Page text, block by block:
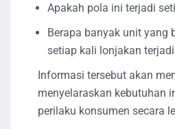
Apakah pola ini terjadi
Berapa banyak unit yang
setiap kali lonjakan
Informasi tersebut akan
menyelaraskan kebutuhan
perilaku konsumen secara